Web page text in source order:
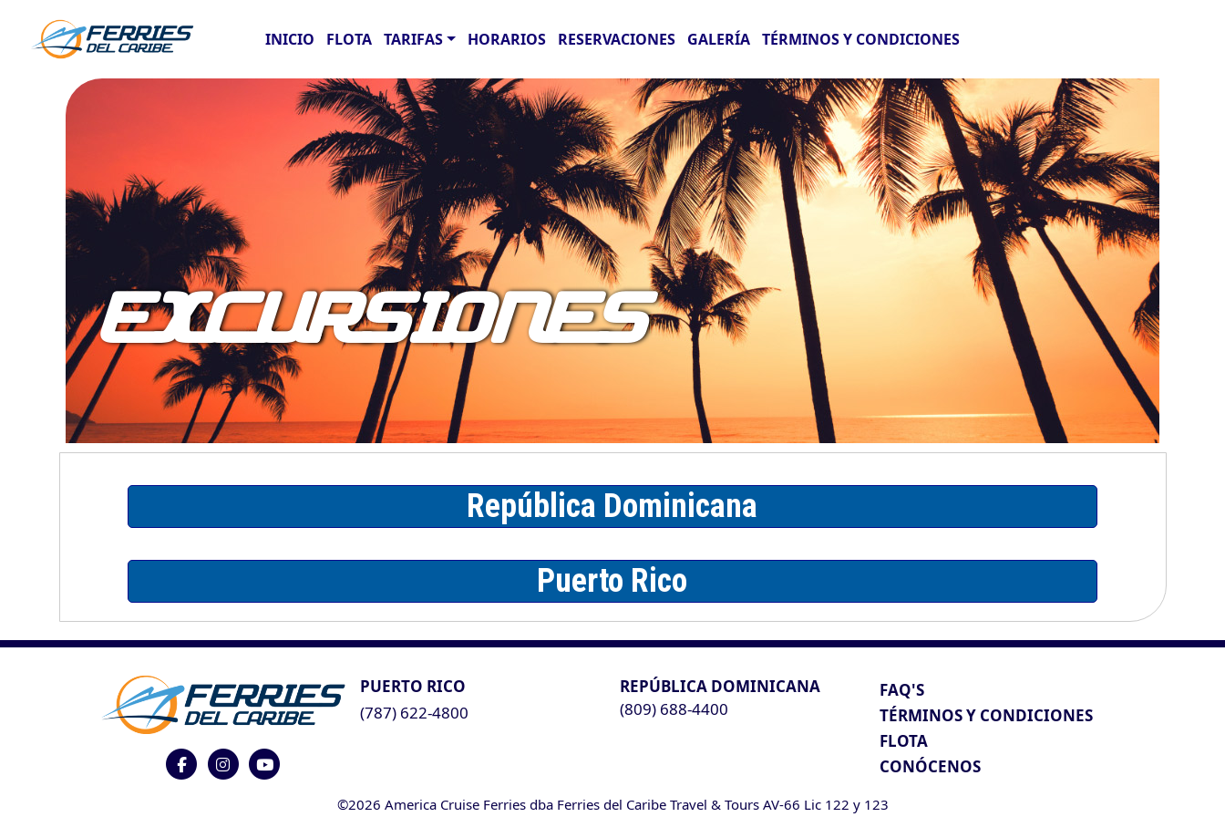
INICIO FLOTA TARIFAS HORARIOS RESERVACIONES GALERÍA TÉRMINOS Y CONDICIONES
EXCURSIONES
PUERTO RICO
(787) 622-4800
REPÚBLICA DOMINICANA
(809) 688-4400
FAQ'S
TÉRMINOS Y CONDICIONES
FLOTA
CONÓCENOS
©2026 America Cruise Ferries dba Ferries del Caribe Travel & Tours AV-66 Lic 122 y 123